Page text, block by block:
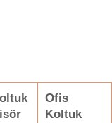
Ofis
Koltuk